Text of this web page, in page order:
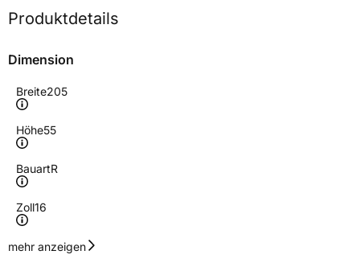
Produktdetails
Dimension
Breite205
Höhe55
BauartR
Zoll16
Geschwindigkeitsindex
mehr anzeigen